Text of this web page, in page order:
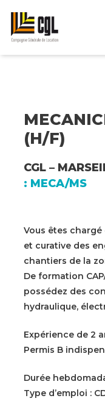
main
content
(H/F)
CGL –
: MECA/MS
Vous êtes
et curative des
chantiers de la
De formation
possédez des
hydraulique,
Expérience de 2
Permis B
Durée
Type d’emploi :